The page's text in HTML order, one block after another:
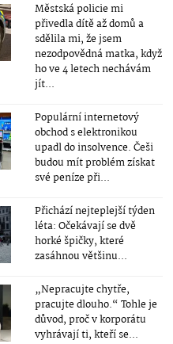
Městská policie mi
přivedla dítě až domů a
sdělila mi, že jsem
nezodpovědná matka, když
ho ve 4 letech nechávám
jít...
Populární internetový
obchod s elektronikou
upadl do insolvence. Češi
budou mít problém získat
své peníze při...
Přichází nejteplejší týden
léta: Očekávají se dvě
horké špičky, které
zasáhnou většinu...
„Nepracujte chytře,
pracujte dlouho.“ Tohle je
důvod, proč v korporátu
vyhrávají ti, kteří se...